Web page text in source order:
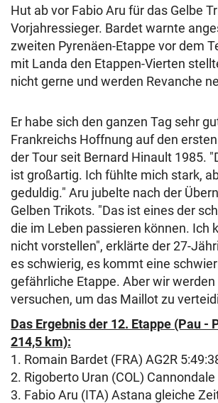
Hut ab vor Fabio Aru für das Gelbe
Vorjahressieger. Bardet warnte
zweiten Pyrenäen-Etappe vor dem
mit Landa den Etappen-Vierten
nicht gerne und werden Revanche
Er habe sich den ganzen Tag sehr
Frankreichs Hoffnung auf den
der Tour seit Bernard Hinault 1985.
ist großartig. Ich fühlte mich stark,
geduldig." Aru jubelte nach der
Gelben Trikots. "Das ist eines der
die im Leben passieren können. Ich
nicht vorstellen", erklärte der 27-
es schwierig, es kommt eine
gefährliche Etappe. Aber wir werden
versuchen, um das Maillot zu
Das Ergebnis der 12. Etappe (Pau -
214,5 km):
1. Romain Bardet (FRA) AG2R
2. Rigoberto Uran (COL)
3. Fabio Aru (ITA) Astana gleiche